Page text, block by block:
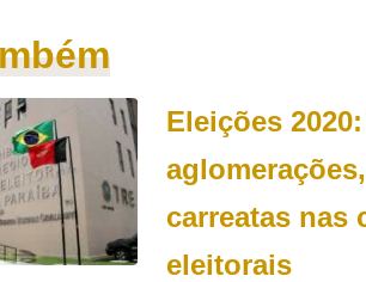
Eleições
carreatas nas
eleitorais